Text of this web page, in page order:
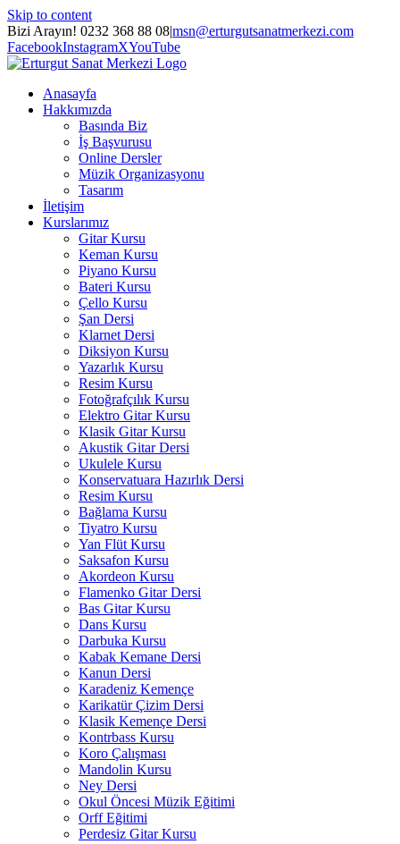
Skip to content
Bizi Arayın! 0232 368 88 08|msn@erturgutsanatmerkezi.com
FacebookInstagramXYouTube
Anasayfa
Hakkımızda
Basında Biz
İş Başvurusu
Online Dersler
Müzik Organizasyonu
Tasarım
İletişim
Kurslarımız
Gitar Kursu
Keman Kursu
Piyano Kursu
Bateri Kursu
Çello Kursu
Şan Dersi
Klarnet Dersi
Diksiyon Kursu
Yazarlık Kursu
Resim Kursu
Fotoğrafçılık Kursu
Elektro Gitar Kursu
Klasik Gitar Kursu
Akustik Gitar Dersi
Ukulele Kursu
Konservatuara Hazırlık Dersi
Resim Kursu
Bağlama Kursu
Tiyatro Kursu
Yan Flüt Kursu
Saksafon Kursu
Akordeon Kursu
Flamenko Gitar Dersi
Bas Gitar Kursu
Dans Kursu
Darbuka Kursu
Kabak Kemane Dersi
Kanun Dersi
Karadeniz Kemençe
Karikatür Çizim Dersi
Klasik Kemençe Dersi
Kontrbass Kursu
Koro Çalışması
Mandolin Kursu
Ney Dersi
Okul Öncesi Müzik Eğitimi
Orff Eğitimi
Perdesiz Gitar Kursu